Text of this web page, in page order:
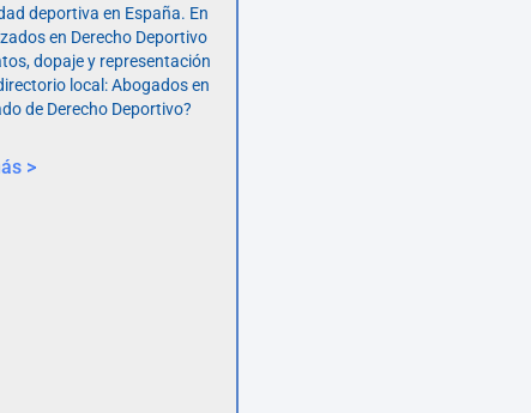
deportiva en España. En
en Derecho Deportivo
dopaje y representación
local: Abogados en
de Derecho Deportivo?
>